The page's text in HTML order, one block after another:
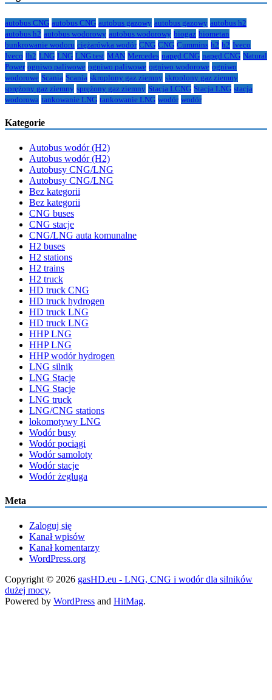
autobus CNG autobus CNG autobus gazowy autobus gazowy autobus h2
autobus h2 autobus wodorowy autobus wodorowy biogaz biometan
bunkrowanie wodoru ciężarówka wodór CNG CNG Cummins h2 h2 Iveco
Iveco lh2 LNG LNG LNG test MAN Mercedes napęd CNG napęd CNG Natural
Power ogniwo paliwowe ogniwo paliwowe ogniwo wodorowe ogniwo
wodorowe Scania Scania skroplony gaz ziemny skroplony gaz ziemny
sprężony gaz ziemny sprężony gaz ziemny Stacja LCNG Stacja LNG stacja
wodorowa tankowanie LNG tankowanie LNG wodór wodór
Kategorie
Autobus wodór (H2)
Autobus wodór (H2)
Autobusy CNG/LNG
Autobusy CNG/LNG
Bez kategorii
Bez kategorii
CNG buses
CNG stacje
CNG/LNG auta komunalne
H2 buses
H2 stations
H2 trains
H2 truck
HD truck CNG
HD truck hydrogen
HD truck LNG
HD truck LNG
HHP LNG
HHP LNG
HHP wodór hydrogen
LNG silnik
LNG Stacje
LNG Stacje
LNG truck
LNG/CNG stations
lokomotywy LNG
Wodór busy
Wodór pociągi
Wodór samoloty
Wodór stacje
Wodór żegluga
Meta
Zaloguj się
Kanał wpisów
Kanał komentarzy
WordPress.org
Copyright © 2026 gasHD.eu - LNG, CNG i wodór dla silników
dużej mocy.
Powered by WordPress and HitMag.